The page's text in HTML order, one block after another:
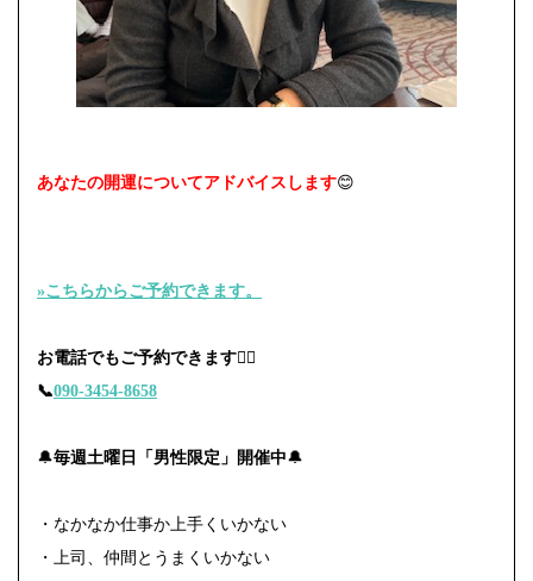
あなたの開運についてアドバイスします😊
»こちらからご予約できます。
お電話でもご予約できます🙇‍♀️
📞090-3454-8658
🔔毎週土曜日「男性限定」開催中🔔
・なかなか仕事か上手くいかない
・上司、仲間とうまくいかない